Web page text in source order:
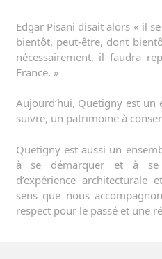
Edgar Pisani disait alors « il
bientôt, peut-être, dont
nécessairement, il faudra
France. »
Aujourd’hui, Quetigny est un
suivre, un patrimoine à
Quetigny est aussi un
à se démarquer et à se
d’expérience architecturale
sens que nous
respect pour le passé et une